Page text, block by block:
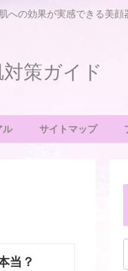
の効果が実感できる美顔
策ガイド
ル サイトマップ
当？